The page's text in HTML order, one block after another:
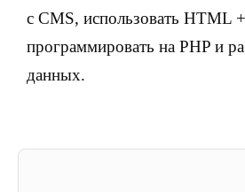
с CMS, использовать HTML
программировать на PHP и
данных.